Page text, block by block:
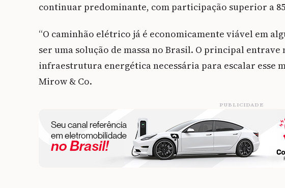
continuar predominante, com participação superior a
“O caminhão elétrico já é economicamente viável em
ser uma solução de massa no Brasil. O principal entrave
infraestrutura energética necessária para escalar esse
Mirow & Co.
PUBLICIDADE